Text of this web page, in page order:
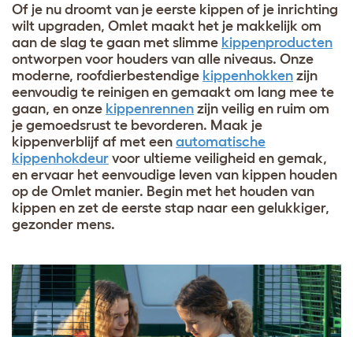
Of je nu droomt van je eerste kippen of je inrichting
wilt upgraden, Omlet maakt het je makkelijk om
aan de slag te gaan met slimme kippenproducten
ontworpen voor houders van alle niveaus. Onze
moderne, roofdierbestendige kippenhokken zijn
eenvoudig te reinigen en gemaakt om lang mee te
gaan, en onze kippenrennen zijn veilig en ruim om
je gemoedsrust te bevorderen. Maak je
kippenverblijf af met een automatische
kippenhokdeur voor ultieme veiligheid en gemak,
en ervaar het eenvoudige leven van kippen houden
op de Omlet manier. Begin met het houden van
kippen en zet de eerste stap naar een gelukkiger,
gezonder mens.